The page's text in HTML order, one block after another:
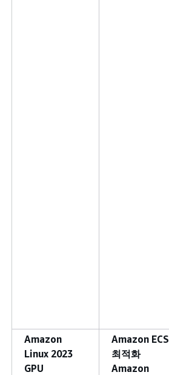
Amazon
Linux 2023
GPU
Amazon ECS
최적화
Amazon